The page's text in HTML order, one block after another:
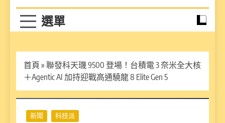
首頁 » 聯發科天璣 9500 登場！台積電 3 奈米全大核
＋Agentic AI 加持迎戰高通驍龍 8 Elite Gen 5
新聞 科技派